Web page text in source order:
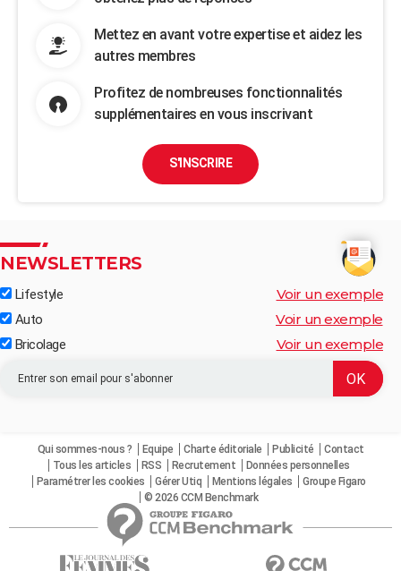
Mettez en avant votre expertise et aidez les
autres membres
Profitez de nombreuses fonctionnalités
supplémentaires en vous inscrivant
S'INSCRIRE
NEWSLETTERS
Lifestyle Voir un exemple
Auto Voir un exemple
Bricolage Voir un exemple
Qui sommes-nous ? Equipe Charte éditoriale Publicité
Contact
Tous les articles
RSS Recrutement
Données personnelles
Paramétrer les cookies
Gérer Utiq Mentions légales
Groupe Figaro
© 2026 CCM Benchmark